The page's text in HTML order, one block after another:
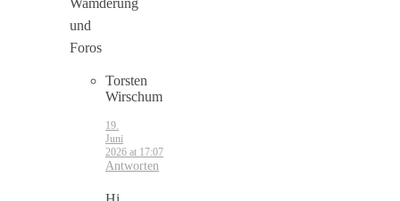
und
Foros
Torsten
Wirschum
19.
Juni
2026 at 17:07
Antworten